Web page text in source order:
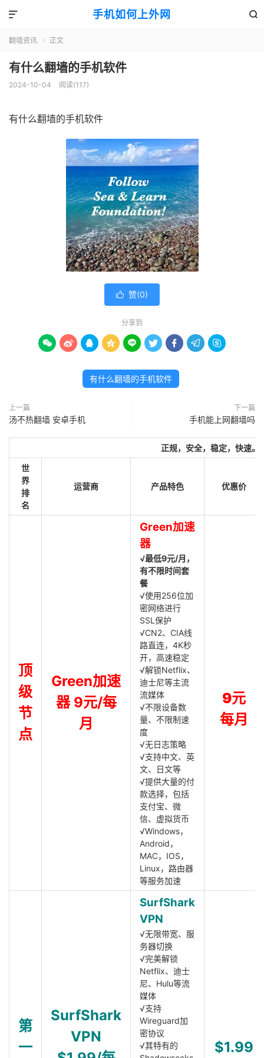
手机如何上外网 

翻墙资讯  正文
有什么翻墙的手机软件
2024-10-04 阅读(117)
有什么翻墙的手机软件
 赞(0)
分享到
        
有什么翻墙的手机软件
上一篇
汤不热翻墙 安卓手机
下一篇
手机能上网翻墙吗
正规，安全，稳定，快速。
世
界
排
名
运营商 产品特色 优惠价
顶
级
节
点
Green加速
器 9元/每
月
Green加速
器
√最低9元/月，
有不限时间套
餐
√使用256位加
密网络进行
SSL保护
√CN2、CIA线
路直连，4K秒
开，高速稳定
√解锁Netflix、
迪士尼等主流
流媒体
√不限设备数
量、不限制速
度
√无日志策略
√支持中文、英
文、日文等
√提供大量的付
款选择，包括
支付宝、微
信、虚拟货币
√Windows，
Android，
MAC，IOS，
Linux，路由器
等服务加速
9元
每月
第
一
SurfShark
VPN
SurfShark
VPN
√无限带宽、服
务器切换
√完美解锁
Netflix、迪士
尼、Hulu等流
媒体
√支持
Wireguard加
密协议
√其特有的
$1.99